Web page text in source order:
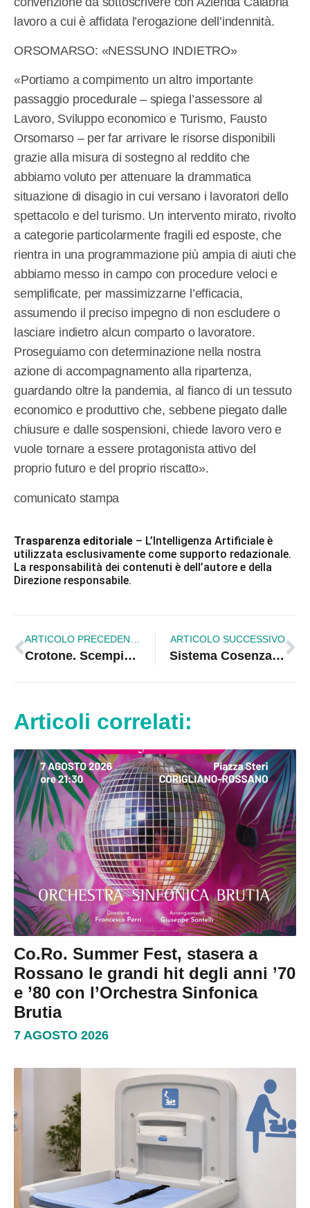
lavoro a cui è affidata l’erogazione dell’indennità.
ORSOMARSO: «NESSUNO INDIETRO»
«Portiamo a compimento un altro importante
passaggio procedurale – spiega l’assessore al
Lavoro, Sviluppo economico e Turismo, Fausto
Orsomarso – per far arrivare le risorse disponibili
grazie alla misura di sostegno al reddito che
abbiamo voluto per attenuare la drammatica
situazione di disagio in cui versano i lavoratori dello
spettacolo e del turismo. Un intervento mirato, rivolto
a categorie particolarmente fragili ed esposte, che
rientra in una programmazione più ampia di aiuti che
abbiamo messo in campo con procedure veloci e
semplificate, per massimizzarne l’efficacia,
assumendo il preciso impegno di non escludere o
lasciare indietro alcun comparto o lavoratore.
Proseguiamo con determinazione nella nostra
azione di accompagnamento alla ripartenza,
guardando oltre la pandemia, al fianco di un tessuto
economico e produttivo che, sebbene piegato dalle
chiusure e dalle sospensioni, chiede lavoro vero e
vuole tornare a essere protagonista attivo del
proprio futuro e del proprio riscatto».
comunicato stampa
Trasparenza editoriale – L’Intelligenza Artificiale è
utilizzata esclusivamente come supporto redazionale.
La responsabilità dei contenuti è dell’autore e della
Direzione responsabile.
Crotone. Scempio ambientale, bloccati lavori non autorizzati
ARTICOLO SUCCESSIVO
Sistema Cosenza: scatta il provvedimento di interdizione per Cotticelli, Scura e Belcastro
Articoli correlati:
Co.Ro. Summer Fest, stasera a
Rossano le grandi hit degli anni ’70
e ’80 con l’Orchestra Sinfonica
Brutia
7 AGOSTO 2026